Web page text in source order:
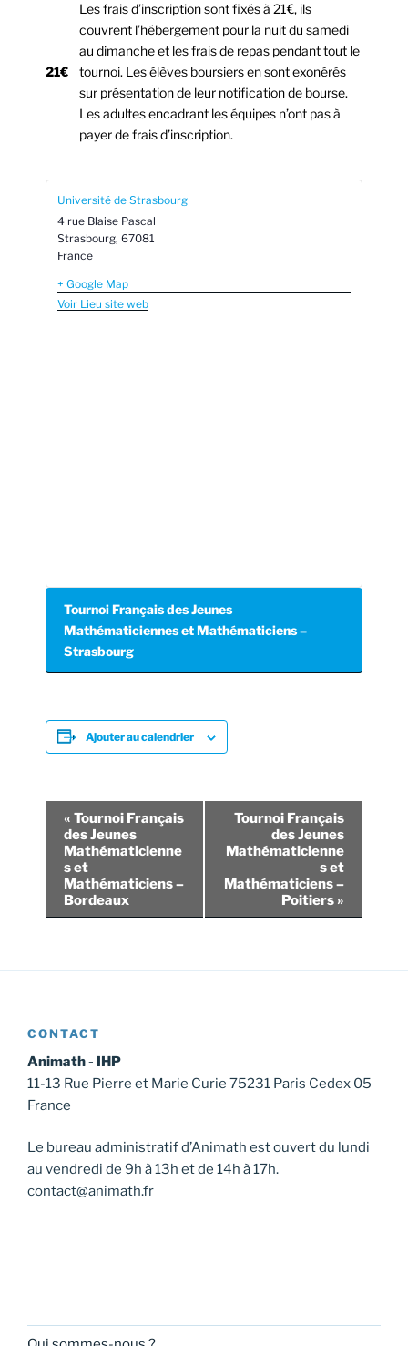
21€
Les frais d’inscription sont fixés à 21€, ils
couvrent l’hébergement pour la nuit du samedi
au dimanche et les frais de repas pendant tout le
tournoi. Les élèves boursiers en sont exonérés
sur présentation de leur notification de bourse.
Les adultes encadrant les équipes n’ont pas à
payer de frais d’inscription.
Université de Strasbourg
4 rue Blaise Pascal
Strasbourg, 67081
France
+ Google Map
Voir Lieu site web
Tournoi Français des Jeunes
Mathématiciennes et Mathématiciens –
Strasbourg
Ajouter au calendrier
i
É
v
è
n
m
e
n
« Tournoi Français
des Jeunes
Mathématicienne
s et
Mathématiciens –
Bordeaux
Tournoi Français
des Jeunes
Mathématicienne
s et
Mathématiciens –
Poitiers »
CONTACT
Animath - IHP
11-13 Rue Pierre et Marie Curie 75231 Paris Cedex 05
France
Le bureau administratif d’Animath est ouvert du lundi
au vendredi de 9h à 13h et de 14h à 17h.
contact@animath.fr